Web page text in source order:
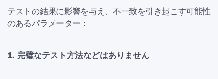
テストの結果に影響を与え、不一致を引き起こす可能性
のあるパラメーター：
1. 完璧なテスト方法などはありません